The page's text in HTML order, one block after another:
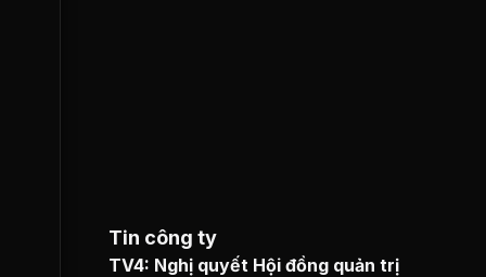
Tin công ty
TV4: Nghị quyết Hội đồng quản trị